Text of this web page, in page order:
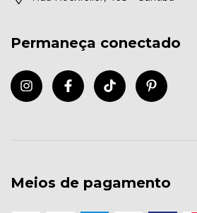
Permaneça conectado
Meios de pagamento